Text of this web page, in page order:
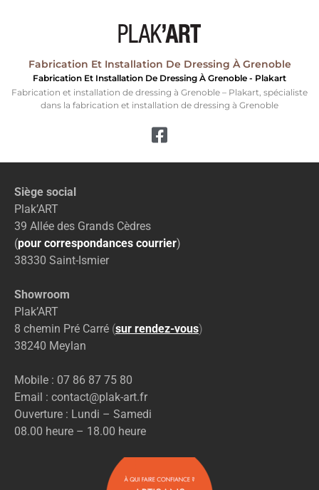
Fabrication Et Installation De Dressing À Grenoble
Fabrication Et Installation De Dressing À Grenoble - Plakart
Fabrication et installation de dressing à Grenoble – Plakart, spécialiste
dans la fabrication et installation de dressing à Grenoble
Siège social
Plak’ART
39 Allée des Grands Cèdres
(pour correspondances courrier)
38330 Saint-Ismier
Showroom
Plak’ART
8 chemin Pré Carré (sur rendez-vous)
38240 Meylan
Mobile : 07 86 87 75 80
Email : contact@plak-art.fr
Ouverture : Lundi – Samedi
08.00 heure – 18.00 heure